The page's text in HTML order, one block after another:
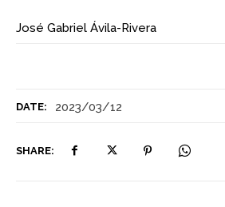
DATE: 2023/03/12
SHARE:
José Gabriel Ávila-Rivera